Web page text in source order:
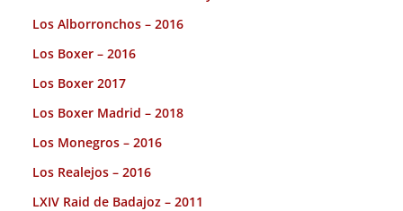
Los Alborronchos – 2016
Los Boxer – 2016
Los Boxer 2017
Los Boxer Madrid – 2018
Los Monegros – 2016
Los Realejos – 2016
LXIV Raid de Badajoz – 2011